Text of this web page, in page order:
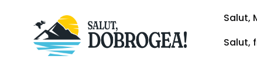
Salut,
Salut,